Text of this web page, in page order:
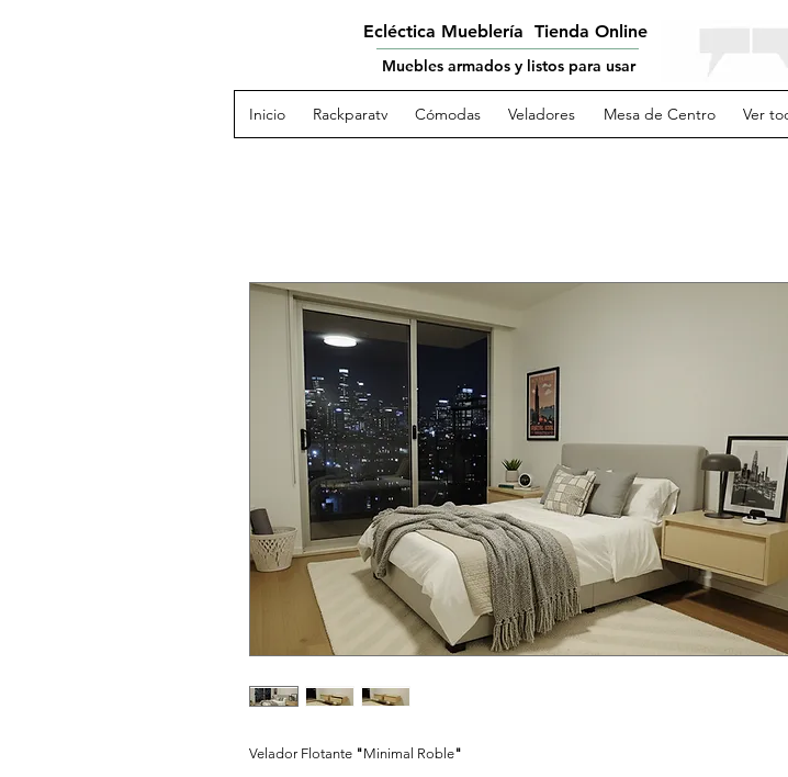
Ecléctica Mueblería Tienda Online
Muebles armados y listos para usar
Inicio Rackparatv Cómodas Veladores Mesa de Centro Ver
Velador Flotante "Minimal Roble"